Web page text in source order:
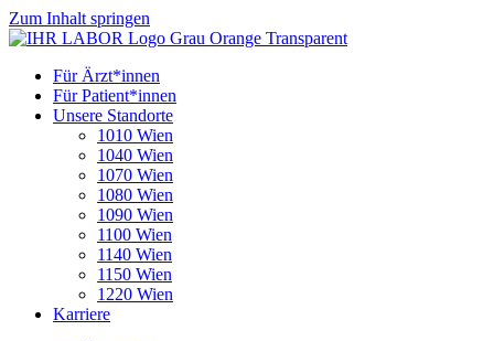
Zum Inhalt springen
Für Ärzt*innen
Für Patient*innen
Unsere Standorte
1010 Wien
1040 Wien
1070 Wien
1080 Wien
1090 Wien
1100 Wien
1140 Wien
1150 Wien
1220 Wien
Karriere